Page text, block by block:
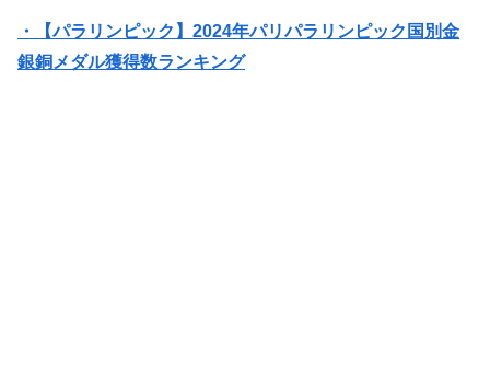
・【パラリンピック】2024年パリパラリンピック国別金
銀銅メダル獲得数ランキング